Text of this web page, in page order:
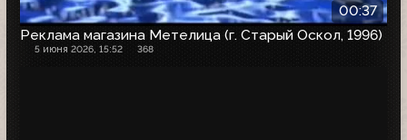
00:37
Реклама магазина Метелица (г. Старый Оскол, 1996)
5 июня 2026, 15:52 368